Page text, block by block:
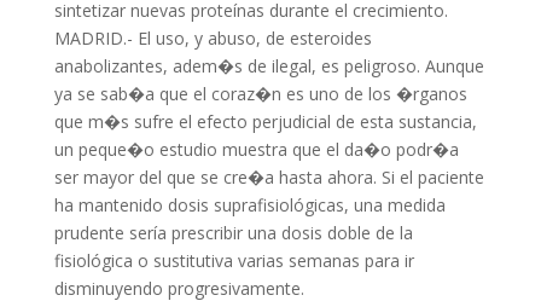
sintetizar nuevas proteínas durante el crecimiento.
MADRID.- El uso, y abuso, de esteroides
anabolizantes, adem�s de ilegal, es peligroso. Aunque
ya se sab�a que el coraz�n es uno de los �rganos
que m�s sufre el efecto perjudicial de esta sustancia,
un peque�o estudio muestra que el da�o podr�a
ser mayor del que se cre�a hasta ahora. Si el paciente
ha mantenido dosis suprafisiológicas, una medida
prudente sería prescribir una dosis doble de la
fisiológica o sustitutiva varias semanas para ir
disminuyendo progresivamente.